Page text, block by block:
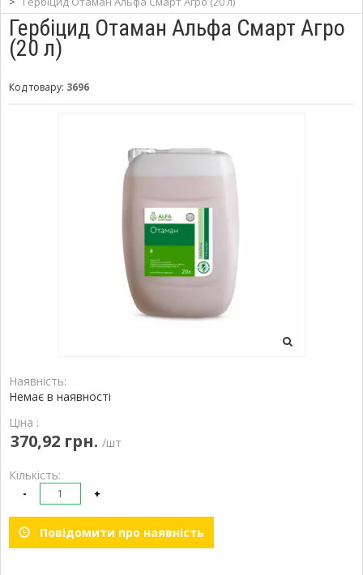
Гербіцид Отаман Альфа Смарт Агро
(20 л)
Код товару: 3696
Наявність:
Немає в наявності
Ціна :
370,92 грн. /шт
Кількість:
- +
Повідомити про наявність